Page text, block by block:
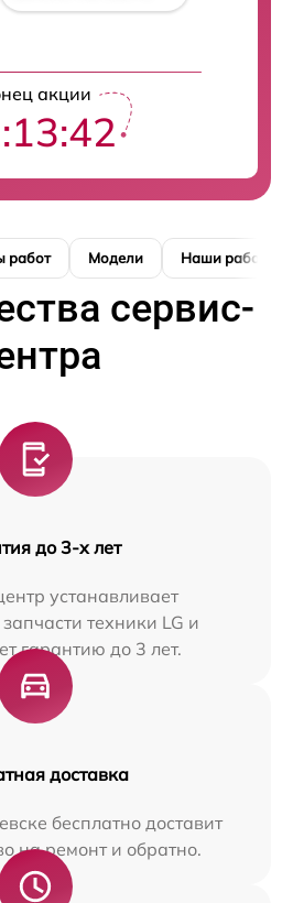
акции
работ Модели Наши работы
сервис-
до 3-х лет
устанавливает
техники LG и
гарантию до 3 лет.
доставка
бесплатно доставит
на ремонт и обратно.